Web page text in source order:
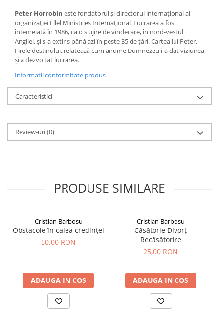
Peter Horrobin este fondatorul şi directorul internaţional al
organizaţiei Ellel Ministries Internaţional. Lucrarea a fost
întemeiată în 1986, ca o slujire de vindecare, în nord-vestul
Angliei, şi s-a extins până azi în peste 35 de ţări. Cartea lui Peter,
Firele destinului, relatează cum anume Dumnezeu i-a dat viziunea
şi a dezvoltat lucrarea.
Informatii conformitate produs
Caracteristici
Review-uri(0)
PRODUSE SIMILARE
Cristian Barbosu
Obstacole în calea credinței
50,00 RON
ADAUGA IN COS
Cristian Barbosu
Căsătorie Divorț
Recăsătorire
25,00 RON
ADAUGA IN COS